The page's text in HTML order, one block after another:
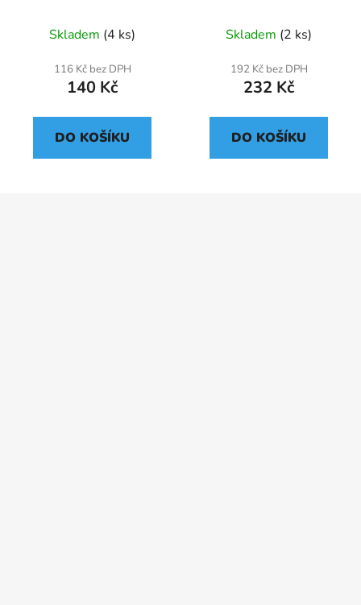
Turbo charge, černá
Skladem (4 ks)
116 Kč bez DPH
140 Kč
DO KOŠÍKU
Skladem (2 ks)
192 Kč bez DPH
232 Kč
DO KOŠÍKU